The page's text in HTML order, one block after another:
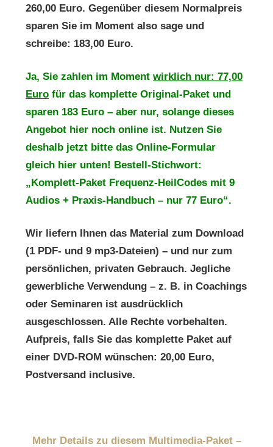
260,00 Euro. Gegenüber diesem Normalpreis
sparen Sie im Moment also sage und
schreibe: 183,00 Euro.
Ja, Sie zahlen im Moment wirklich nur: 77,00
Euro für das komplette Original-Paket und
sparen 183 Euro – aber nur, solange dieses
Angebot hier noch online ist. Nutzen Sie
deshalb jetzt bitte das Online-Formular
gleich hier unten! Bestell-Stichwort:
„Komplett-Paket Frequenz-HeilCodes mit 9
Audios + Praxis-Handbuch – nur 77 Euro“.
Wir liefern Ihnen das Material zum Download
(1 PDF- und 9 mp3-Dateien) – und nur zum
persönlichen, privaten Gebrauch. Jegliche
gewerbliche Verwendung – z. B. in Coachings
oder Seminaren ist ausdrücklich
ausgeschlossen. Alle Rechte vorbehalten.
Aufpreis, falls Sie das komplette Paket auf
einer DVD-ROM wünschen: 20,00 Euro,
Postversand inclusive.
Mehr Details zu diesem Multimedia-Paket –